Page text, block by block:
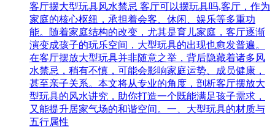
客厅摆大型玩具风水禁忌 客厅可以摆玩具吗,客厅，作为
家庭的核心枢纽，承担着会客、休闲、娱乐等多重功
能。随着家庭结构的改变，尤其是育儿家庭，客厅逐渐
演变成孩子的玩乐空间，大型玩具的出现也愈发普遍。
在客厅摆放大型玩具并非随意之举，背后隐藏着诸多风
水禁忌，稍有不慎，可能会影响家庭运势、成员健康，
甚至亲子关系。本文将从专业的角度，剖析客厅摆放大
型玩具的风水讲究，助你打造一个既能满足孩子需求，
又能提升居家气场的和谐空间。一、大型玩具的材质与
五行属性